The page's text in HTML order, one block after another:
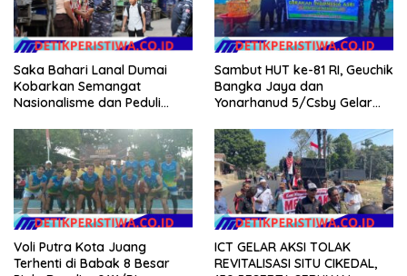
Saka Bahari Lanal Dumai
Kobarkan Semangat
Nasionalisme dan Peduli
Sambut HUT ke-81 RI, Geuchik
Bangka Jaya dan
Yonarhanud 5/Csby Gelar
Gerakan Indonesia Asri
Voli Putra Kota Juang
Terhenti di Babak 8 Besar
ICT GELAR AKSI TOLAK
REVITALISASI SITU CIKEDAL,